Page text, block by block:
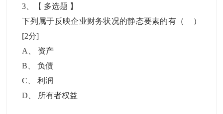
3 、【 多选题 】
下列属于反映企业财务状况的静态要素的有（ ）
[2分]
A
资产
B 、负债
C 、利润
D
所有者权益